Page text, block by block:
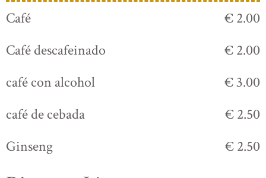
Café
€ 2.00
Café descafeinado
€ 2.00
café con alcohol
€ 3.00
café de cebada
€ 2.50
Ginseng
€ 2.50